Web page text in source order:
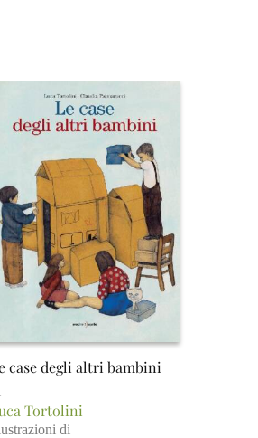
case degli altri bambini
Tortolini
di